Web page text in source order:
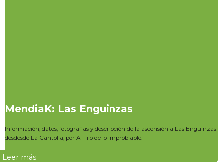
MendiaK: Las Enguinzas
Información, datos, fotografías y descripción de la ascensión a Las Enguinzas
desdesde La Cantolla, por Al Filo de lo Improblable.
Leer más